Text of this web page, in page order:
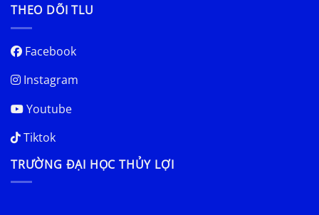
THEO DÕI TLU
Facebook
Instagram
Youtube
Tiktok
TRƯỜNG ĐẠI HỌC THỦY LỢI